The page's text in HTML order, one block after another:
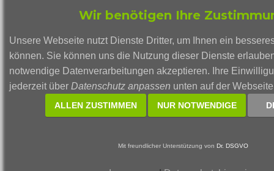
Wir benötigen Ihre
Unsere Webseite nutzt Dienste Dritter, um Ihnen ein
können. Sie können uns die Nutzung dieser Dienste
notwendige Datenverarbeitungen akzeptieren. Ihre
jederzeit über Datenschutz anpassen unten auf der
ALLEN ZUSTIMMEN NUR NOTWENDIGE
Mit freundlicher Unterstützung von Dr. DSGVO